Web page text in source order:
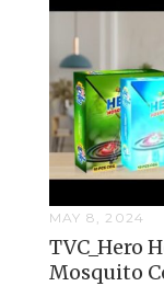
MAY 8, 2024
TVC_Hero
Mosquito